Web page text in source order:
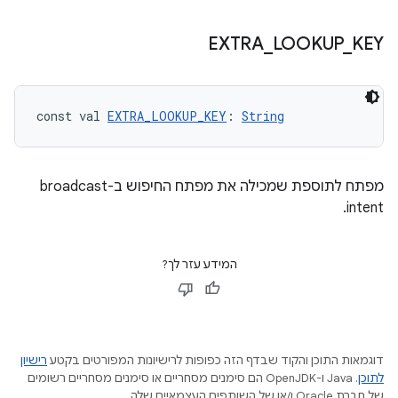
EXTRA_ LOOKUP_ KEY
const val EXTRA_LOOKUP_KEY : String
מפתח לתוספת שמכילה את מפתח החיפוש ב-broadcast
intent.
המידע עזר לך?
דוגמאות התוכן והקוד שבדף הזה כפופות לרישיונות המפורטים בקטע רישיון
לתוכן
.‏ Java ו-OpenJDK הם סימנים מסחריים או סימנים מסחריים רשומים